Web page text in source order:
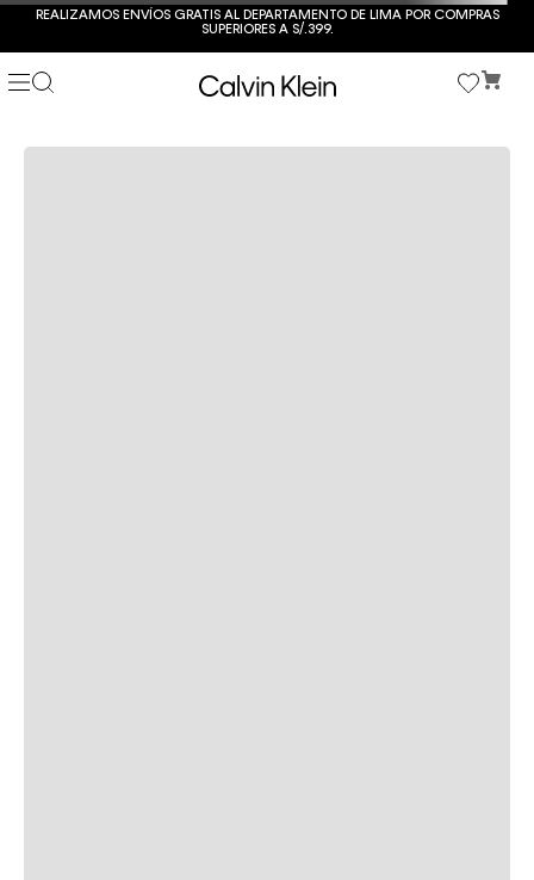
REALIZAMOS ENVÍOS GRATIS AL DEPARTAMENTO DE LIMA POR COMPRAS
SUPERIORES A S/.399.